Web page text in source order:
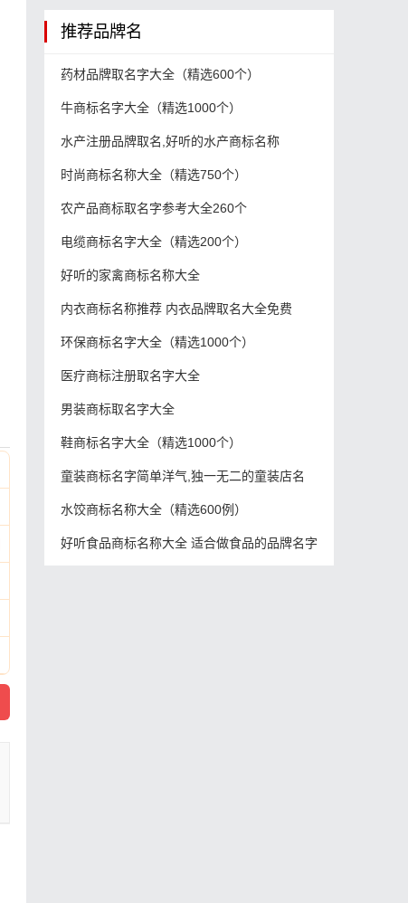
推荐品牌名
药材品牌取名字大全（精选600个）
牛商标名字大全（精选1000个）
水产注册品牌取名,好听的水产商标名称
时尚商标名称大全（精选750个）
农产品商标取名字参考大全260个
电缆商标名字大全（精选200个）
好听的家禽商标名称大全
内衣商标名称推荐 内衣品牌取名大全免费
环保商标名字大全（精选1000个）
医疗商标注册取名字大全
男装商标取名字大全
鞋商标名字大全（精选1000个）
童装商标名字简单洋气,独一无二的童装店名
水饺商标名称大全（精选600例）
好听食品商标名称大全 适合做食品的品牌名字